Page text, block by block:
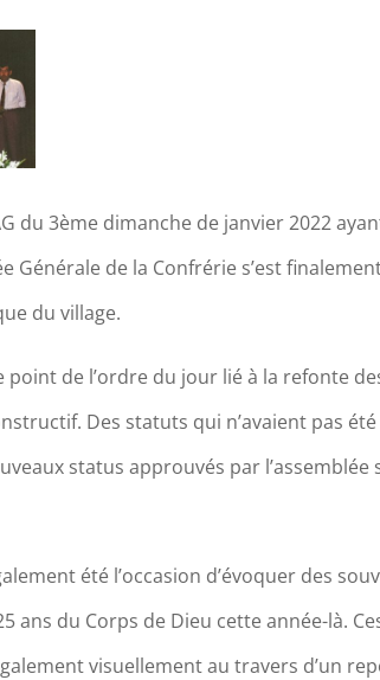
du 3ème dimanche de janvier 2022
Générale de la Confrérie s’est
du village.
point de l’ordre du jour lié à la refonte
Des statuts qui n’avaient pas
status approuvés par
été l’occasion d’évoquer des
ans du Corps de Dieu cette année-là.
visuellement au travers d’un